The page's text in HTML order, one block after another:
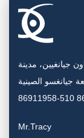
تاون جيانغيين، مدينة
جيانغسو الصينية
Mr.Tracy